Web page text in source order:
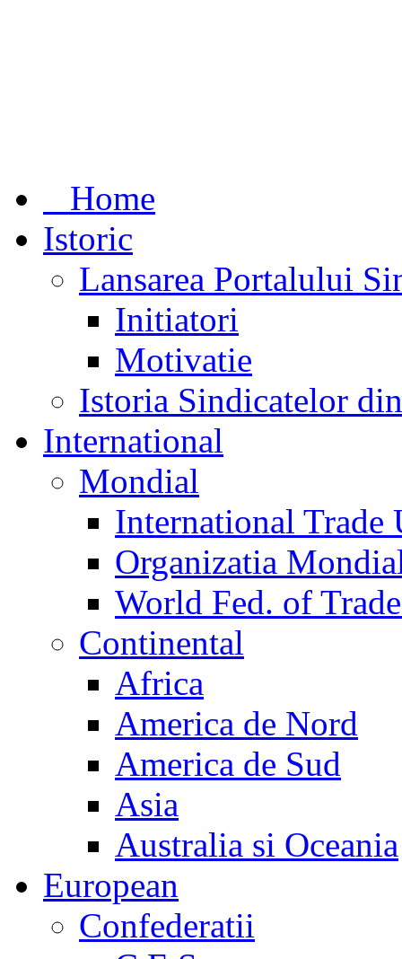
Home
Istoric
Lansarea Portalului
Initiatori
Motivatie
Istoria Sindicatelor
International
Mondial
International Trade
Organizatia
World Fed. of
Continental
Africa
America de Nord
America de Sud
Asia
Australia si Oceania
European
Confederatii